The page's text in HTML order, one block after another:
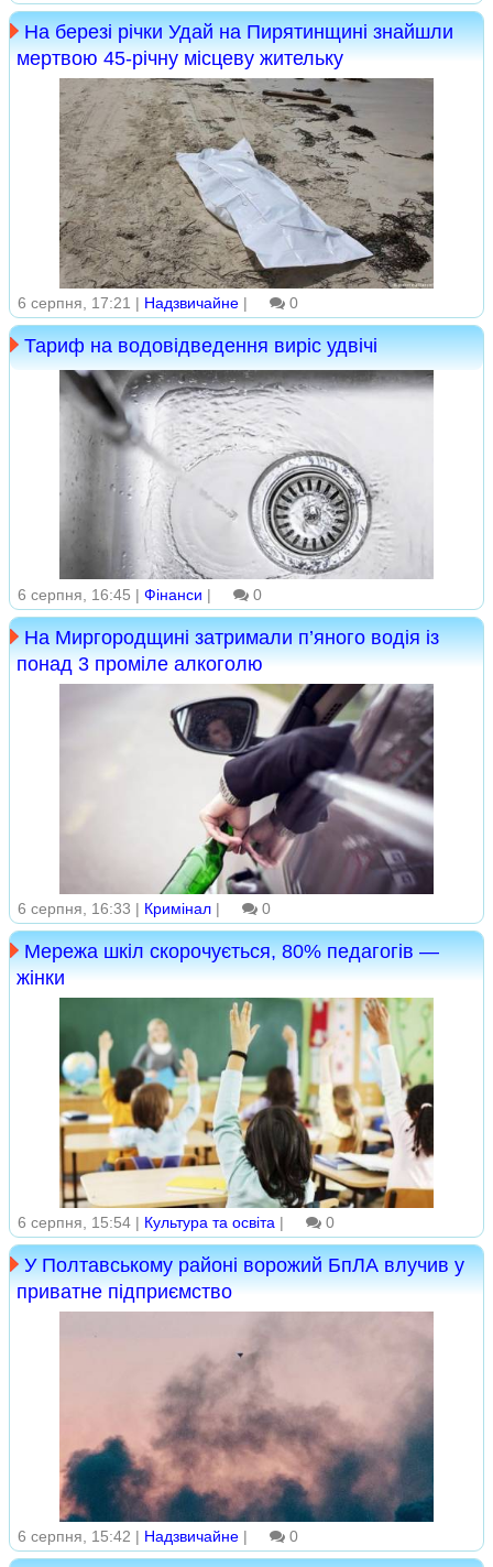
На березі річки Удай на Пирятинщині знайшли
мертвою 45-річну місцеву жительку
6 серпня, 17:21 | Надзвичайне | 0
Тариф на водовідведення виріс удвічі
6 серпня, 16:45 | Фінанси | 0
На Миргородщині затримали п’яного водія із
понад 3 проміле алкоголю
6 серпня, 16:33 | Кримінал | 0
Мережа шкіл скорочується, 80% педагогів —
жінки
6 серпня, 15:54 | Культура та освіта | 0
У Полтавському районі ворожий БпЛА влучив у
приватне підприємство
6 серпня, 15:42 | Надзвичайне | 0